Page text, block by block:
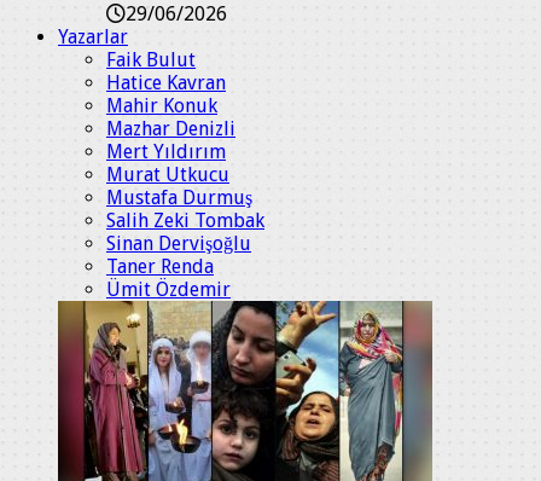
29/06/2026
Yazarlar
Faik Bulut
Hatice Kavran
Mahir Konuk
Mazhar Denizli
Mert Yıldırım
Murat Utkucu
Mustafa Durmuş
Salih Zeki Tombak
Sinan Dervişoğlu
Taner Renda
Ümit Özdemir